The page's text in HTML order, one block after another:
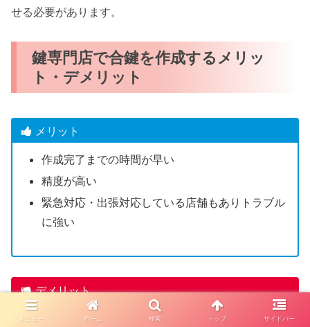
せる必要があります。
鍵専門店で合鍵を作成するメリッ
ト・デメリット
メリット
作成完了までの時間が早い
精度が高い
緊急対応・出張対応している店舗もありトラブル
に強い
デメリット
一部のディンプルキーは店舗で合鍵作成できない
メニュー ホーム 検索 トップ サイドバー